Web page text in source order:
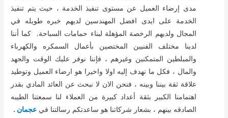
مدى إرضاء العميل عن مستوى تنفيذ الخدمة ، حيث يتم تنفيذ
الخدمة على ايدى افضل المهندسين لديهم خبره طويله في
المجال ولديهم الرخصة المؤهلة لبناء حمامات السباحة. كما أننا
لدينا مختلف الفنيين المختصين بأعمال السمكره والكهرباء
والمبلطين المتمكنين وغيرهم ، فإننا نوفر عليك الوقت والجهد
والمال ، فكل ما نهدف إليه اولا واخيرا هو ارضاء العميل وتوطيد
علاقة ثقة بيننا وبينه ، فنحن الان لا نبحث عن العائد المادي بقدر
اهتمامنا الكبير بثقة أعداد كبيرة من العملاء لنا سمعتنا الطيبه
الصادقه بينهم ، بشعار شركاتنا هو ساعدتكم رسالتنا فيعجمان .